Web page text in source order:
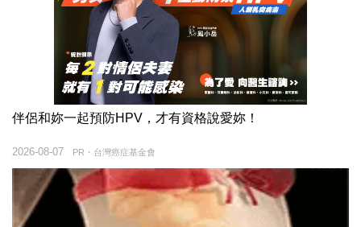
伴侶和妳一起預防HPV，才有資格說愛妳！
PR・台灣癌症基金會
2026-08-07